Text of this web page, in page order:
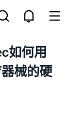
如何用
械的硬